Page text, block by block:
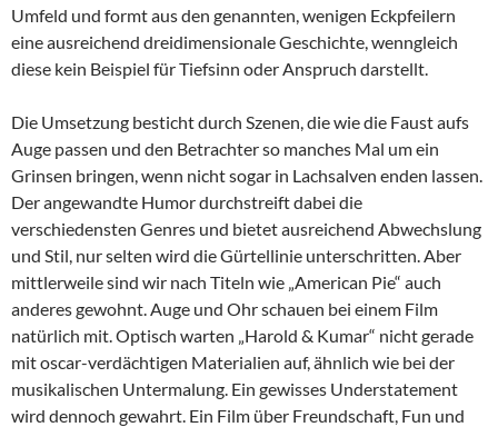
Umfeld und formt aus den genannten, wenigen Eckpfeilern
eine ausreichend dreidimensionale Geschichte, wenngleich
diese kein Beispiel für Tiefsinn oder Anspruch darstellt.
Die Umsetzung besticht durch Szenen, die wie die Faust aufs
Auge passen und den Betrachter so manches Mal um ein
Grinsen bringen, wenn nicht sogar in Lachsalven enden lassen.
Der angewandte Humor durchstreift dabei die
verschiedensten Genres und bietet ausreichend Abwechslung
und Stil, nur selten wird die Gürtellinie unterschritten. Aber
mittlerweile sind wir nach Titeln wie „American Pie“ auch
anderes gewohnt. Auge und Ohr schauen bei einem Film
natürlich mit. Optisch warten „Harold & Kumar“ nicht gerade
mit oscar-verdächtigen Materialien auf, ähnlich wie bei der
musikalischen Untermalung. Ein gewisses Understatement
wird dennoch gewahrt. Ein Film über Freundschaft, Fun und